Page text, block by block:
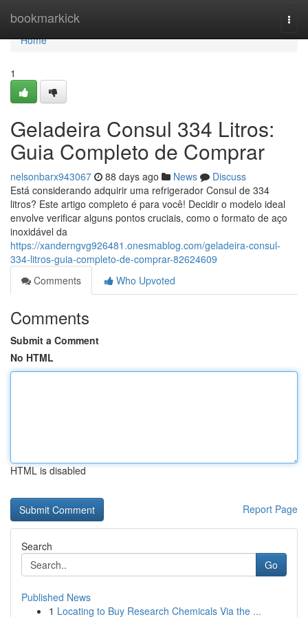
bookmarkick
Home
Home
1
Geladeira Consul 334 Litros:
Guia Completo de Comprar
nelsonbarx943067 88 days ago News
Discuss
Está considerando adquirir uma refrigerador Consul de 334
litros? Este artigo completo é para você! Decidir o modelo ideal
envolve verificar alguns pontos cruciais, como o formato de aço
inoxidável da
https://xanderngvg926481.onesmablog.com/geladeira-consul-
334-litros-guia-completo-de-comprar-82624609
Comments
Who Upvoted
Comments
Submit a Comment
No HTML
HTML is disabled
Report Page
Search
Go
Published News
1 Locating to Buy Research Chemicals Via the ...